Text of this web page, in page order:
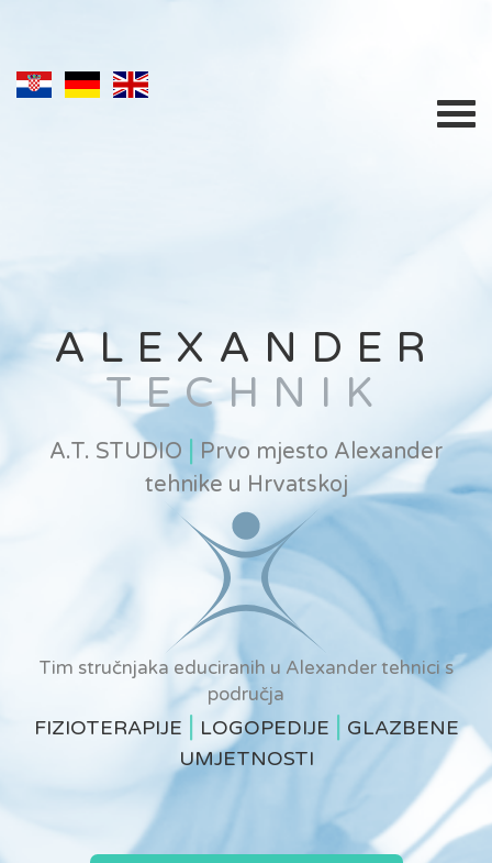
ALEXANDER
TECHNIK
A.T. STUDIO
Prvo mjesto Alexander
tehnike u Hrvatskoj
Tim stručnjaka educiranih u Alexander tehnici s
područja
FIZIOTERAPIJE | LOGOPEDIJE | GLAZBENE
UMJETNOSTI